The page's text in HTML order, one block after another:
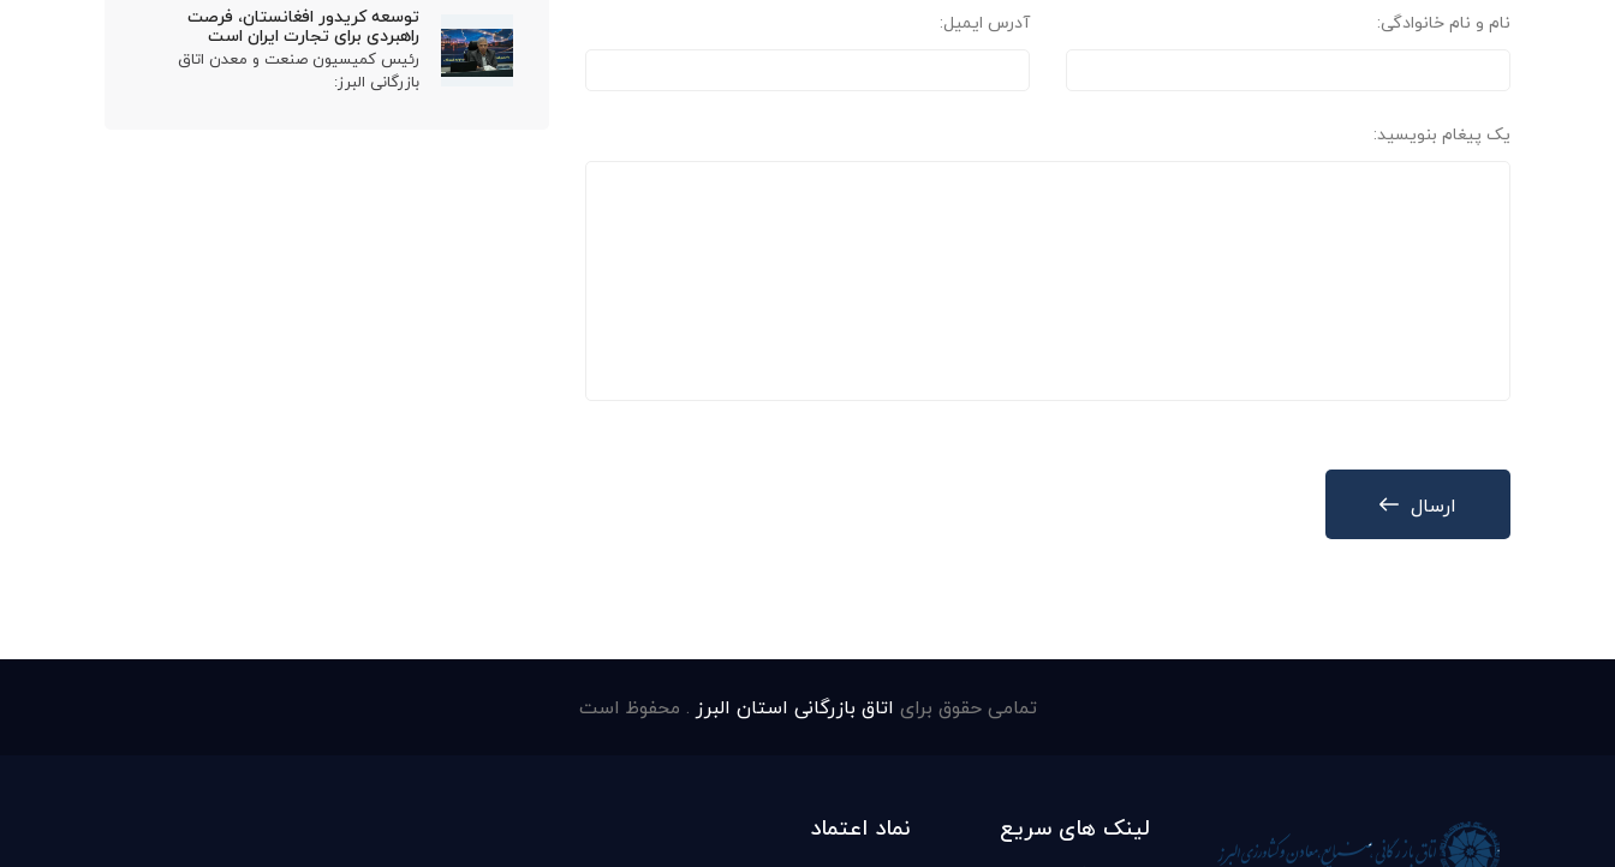
نام و نام خانوادگی: آدرس ایمیل:
یک پیغام بنویسید:
ارسال
توسعه کریدور افغانستان، فرصت
راهبردی برای تجارت ایران است
رئیس کمیسیون صنعت و معدن اتاق
بازرگانی البرز:
تمامی حقوق برای اتاق بازرگانی استان البرز . محفوظ است
لینک های سریع نماد اعتماد